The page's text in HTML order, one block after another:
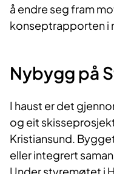
å endre seg fram
konseptrapporten i
Nybygg på
I haust er det
og eit
Kristiansund.
eller integrert